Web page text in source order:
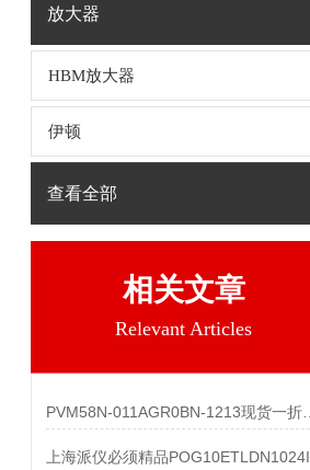
放大器
HBM放大器
伊顿
查看全部
相关文章
Relevant Articles
上海派仪必须精品POG10ETLDN1024I